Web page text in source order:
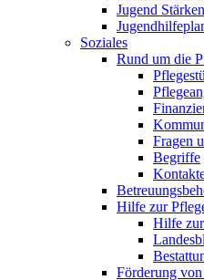
Jugend Stärken
Soziales
Rund um die
Fragen
Begriffe
Hilfe zur
Hilfe
Förderung